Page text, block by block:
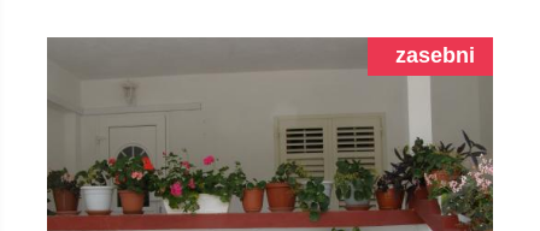
zasebni